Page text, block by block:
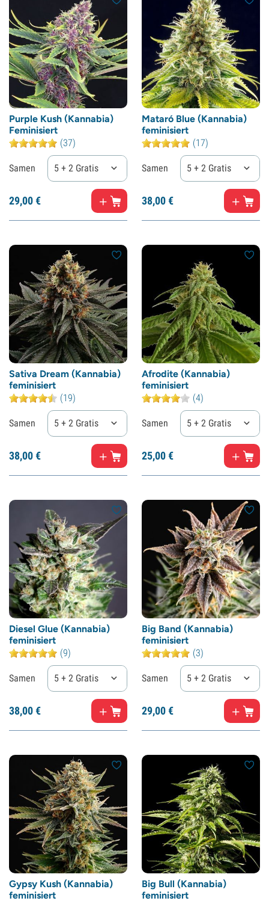
Purple Kush (Kannabia)
Feminisiert
(37)
Samen 5 + 2 Gratis
29,00€
Mataró Blue (Kannabia)
feminisiert
(17)
Samen 5 + 2 Gratis
38,00€
Sativa Dream (Kannabia)
feminisiert
(19)
Samen 5 + 2 Gratis
38,00€
Afrodite (Kannabia)
feminisiert
(4)
Samen 5 + 2 Gratis
25,00€
Diesel Glue (Kannabia)
feminisiert
(9)
Samen 5 + 2 Gratis
38,00€
Big Band (Kannabia)
feminisiert
(3)
Samen 5 + 2 Gratis
29,00€
Gypsy Kush (Kannabia)
feminisiert
Big Bull (Kannabia)
feminisiert